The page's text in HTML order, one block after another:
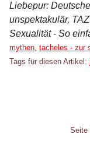
Liebepur:
unspektakulär,
Sexualität - So
Kategorien:
mythen, tacheles - zur
Tags für diesen Artikel:
Seite